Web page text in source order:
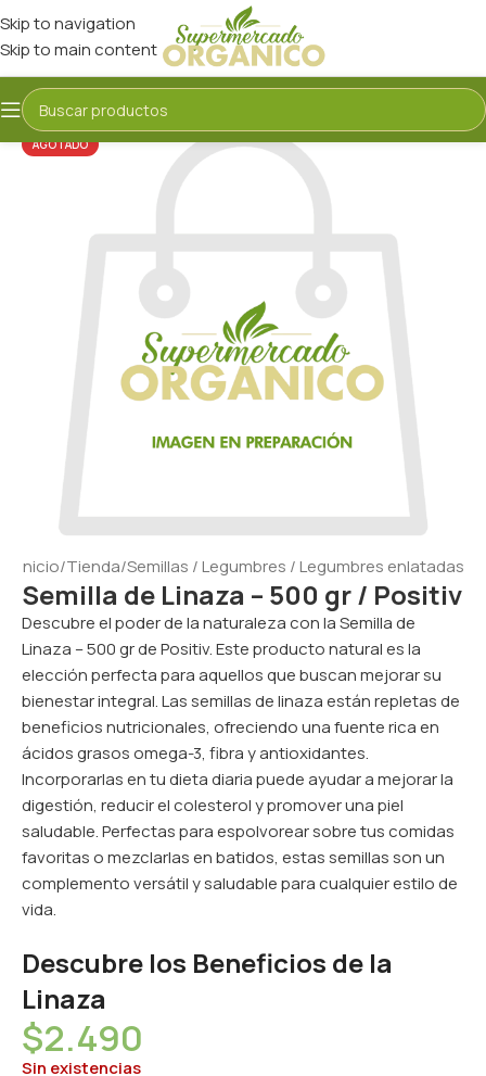
Skip to navigation
Skip to main content
AGOTADO
Inicio/Tienda/Semillas / Legumbres / Legumbres enlatadas
Semilla de Linaza – 500 gr / Positiv
Descubre el poder de la naturaleza con la Semilla de
Linaza – 500 gr de Positiv. Este producto natural es la
elección perfecta para aquellos que buscan mejorar su
bienestar integral. Las semillas de linaza están repletas de
beneficios nutricionales, ofreciendo una fuente rica en
ácidos grasos omega-3, fibra y antioxidantes.
Incorporarlas en tu dieta diaria puede ayudar a mejorar la
digestión, reducir el colesterol y promover una piel
saludable. Perfectas para espolvorear sobre tus comidas
favoritas o mezclarlas en batidos, estas semillas son un
complemento versátil y saludable para cualquier estilo de
vida.
Descubre los Beneficios de la
Linaza
$2.490
Sin existencias